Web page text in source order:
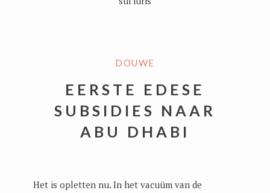
DOUWE
EERSTE EDESE
SUBSIDIES NAAR
ABU DHABI
Het is opletten nu. In het vacuüm van de